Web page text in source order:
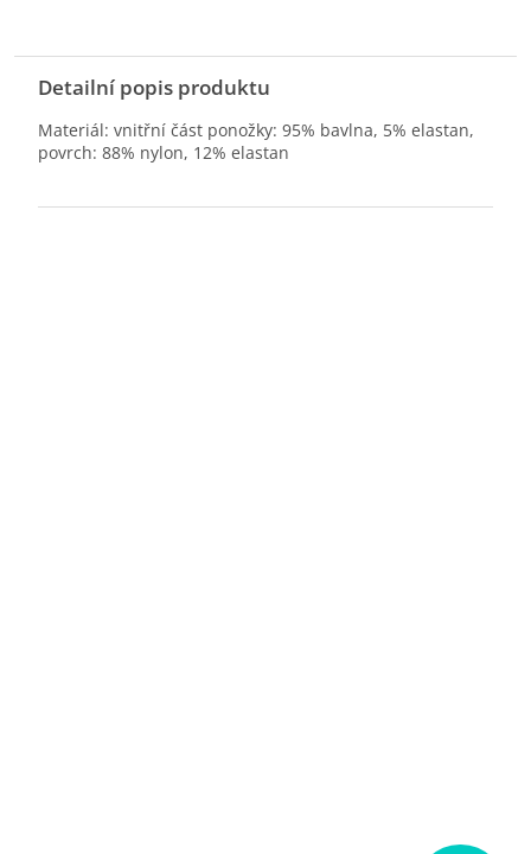
Detailní popis produktu
Materiál: vnitřní část ponožky: 95% bavlna, 5% elastan,
povrch: 88% nylon, 12% elastan